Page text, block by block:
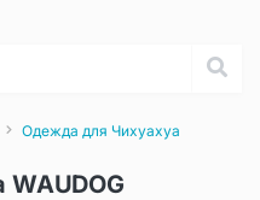
Одежда для Чихуахуа